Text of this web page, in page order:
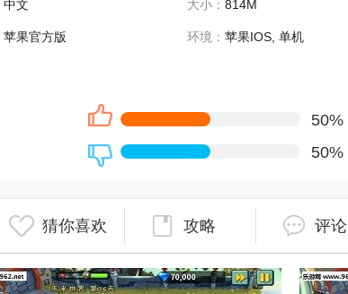
中文 大小： 814M
苹果官方版 环境： 苹果IOS, 单机
50%
50%
猜你喜欢 攻略 评论